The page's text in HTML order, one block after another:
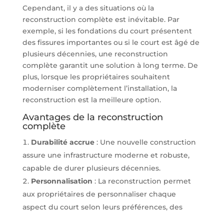
Cependant, il y a des situations où la
reconstruction complète est inévitable. Par
exemple, si les fondations du court présentent
des fissures importantes ou si le court est âgé de
plusieurs décennies, une reconstruction
complète garantit une solution à long terme. De
plus, lorsque les propriétaires souhaitent
moderniser complètement l’installation, la
reconstruction est la meilleure option.
Avantages de la reconstruction
complète
Durabilité accrue: Une nouvelle construction
assure une infrastructure moderne et robuste,
capable de durer plusieurs décennies.
Personnalisation : La reconstruction permet
aux propriétaires de personnaliser chaque
aspect du court selon leurs préférences, des